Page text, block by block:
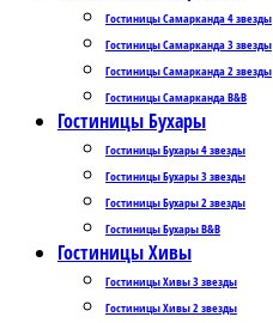
Гостиницы Самарканда 4 звезды
Гостиницы Самарканда 3 звезды
Гостиницы Самарканда 2 звезды
Гостиницы Самарканда B&B
Гостиницы Бухары
Гостиницы Бухары 4 звезды
Гостиницы Бухары 3 звезды
Гостиницы Бухары 2 звезды
Гостиницы Бухары B&B
Гостиницы Хивы
Гостиницы Хивы 3 звезды
Гостиницы Хивы 2 звезды